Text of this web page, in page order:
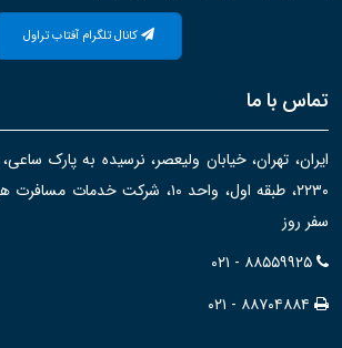
کانال تلگرام آفتاب تراول
تماس با ما
ایران، تهران، خیابان ولیعصر، نرسیده به پارک
۲۲۳۰، طبقه اول، واحد ۱۰، شرکت
سفر روز
۰۲۱ - ۸۸۵۵۹۹۲۵
۰۲۱ - ۸۸۷۰۴۸۸۴